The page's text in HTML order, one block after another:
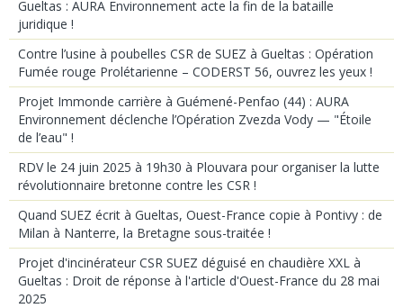
Gueltas : AURA Environnement acte la fin de la bataille
juridique !
Contre l’usine à poubelles CSR de SUEZ à Gueltas : Opération
Fumée rouge Prolétarienne – CODERST 56, ouvrez les yeux !
Projet Immonde carrière à Guémené-Penfao (44) : AURA
Environnement déclenche l’Opération Zvezda Vody — "Étoile
de l’eau" !
RDV le 24 juin 2025 à 19h30 à Plouvara pour organiser la lutte
révolutionnaire bretonne contre les CSR !
Quand SUEZ écrit à Gueltas, Ouest-France copie à Pontivy : de
Milan à Nanterre, la Bretagne sous-traitée !
Projet d'incinérateur CSR SUEZ déguisé en chaudière XXL à
Gueltas : Droit de réponse à l'article d'Ouest-France du 28 mai
2025